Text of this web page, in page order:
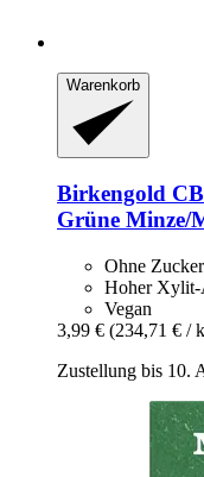
Warenkorb
Birkengold
Grüne Minze/
Ohne
Hoher Xylit-
Vegan
3,99 € (234,71 € /
Zustellung bis 10.